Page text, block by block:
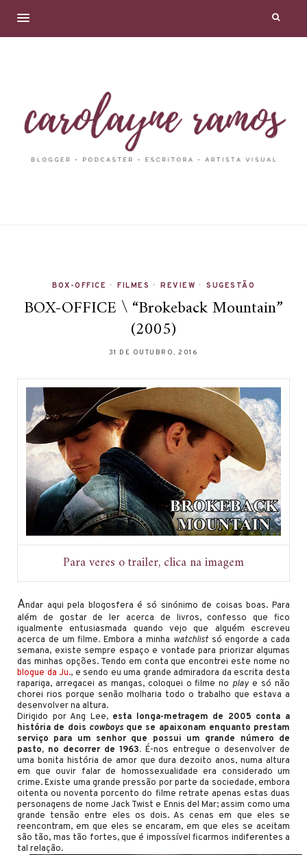
BOX-OFFICE • FILMES • REVIEW • SUGESTÃO
BOX-OFFICE \ “Brokeback Mountain”
(2005)
31 DE OUTUBRO, 2016
Para veres o trailer, clica na imagem
Andar aqui pela blogosfera é só sinónimo de coisas boas. Para
além de gostar de ler acerca de livros, confesso que fico
igualmente entusiasmada quando vejo que alguém escreveu
acerca de um filme. Embora a minha watchlist só engorde a cada
semana, existe sempre espaço e vontade para priorizar algumas
das minhas opções. Tendo em conta que encontrei este nome no
blogue da Ju., e sendo eu uma grande admiradora da escrita desta
rapariga, arregacei as mangas, coloquei o filme no playe só não
chorei rios porque senão molharia todo o trabalho que estava a
desenvolver na altura.
Dirigido por Ang Lee, esta longa-metragem de 2005 conta a
história de dois cowboys que se apaixonam enquanto prestam
serviço para um senhor que possui um grande número de
pasto, no decorrer de 1963. É-nos entregue o desenvolver de
uma bonita história de amor que dura dezoito anos, numa altura
em que ouvir falar de homossexualidade era considerado um
crime. Existe uma grande pressão por parte da sociedade, embora
oitenta ou noventa porcento do filme retrate apenas estas duas
personagens de nome Jack Twist e Ennis del Mar; assim como uma
grande tensão entre eles os dois. As cenas em que eles se
reencontram, em que eles se encaram, em que eles se aceitam
são tão, mas tão fortes, que é impossível ficarmos indiferentes a
tal relação.